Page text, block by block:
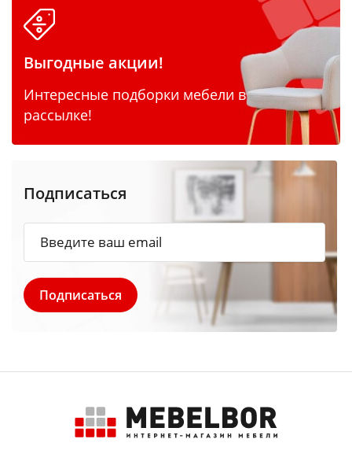
Выгодные акции!
Интересные подборки мебели в
рассылке!
Подписаться